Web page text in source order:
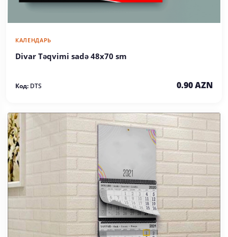
КАЛЕНДАРЬ
Divar Təqvimi sadə 48x70 sm
Код: DTS 0.90 AZN